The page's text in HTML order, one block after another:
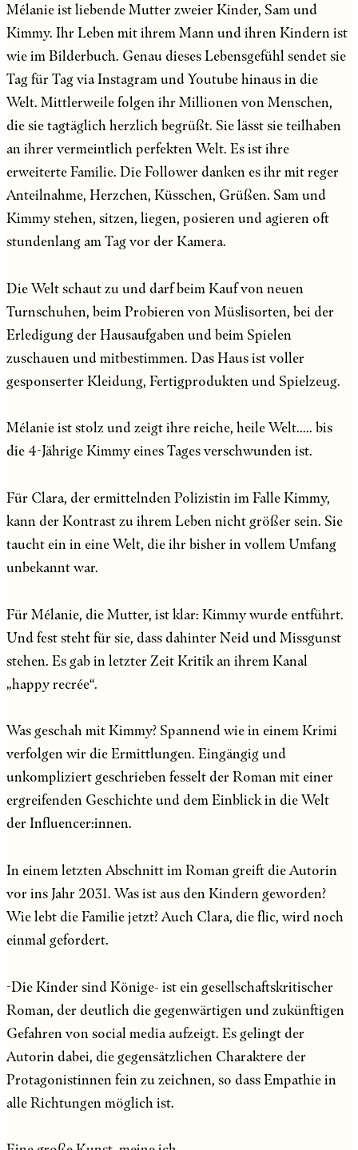
Mélanie ist liebende Mutter zweier Kinder, Sam und
Kimmy. Ihr Leben mit ihrem Mann und ihren Kindern ist
wie im Bilderbuch. Genau dieses Lebensgefühl sendet sie
Tag für Tag via Instagram und Youtube hinaus in die
Welt. Mittlerweile folgen ihr Millionen von Menschen,
die sie tagtäglich herzlich begrüßt. Sie lässt sie teilhaben
an ihrer vermeintlich perfekten Welt. Es ist ihre
erweiterte Familie. Die Follower danken es ihr mit reger
Anteilnahme, Herzchen, Küsschen, Grüßen. Sam und
Kimmy stehen, sitzen, liegen, posieren und agieren oft
stundenlang am Tag vor der Kamera.
Die Welt schaut zu und darf beim Kauf von neuen
Turnschuhen, beim Probieren von Müslisorten, bei der
Erledigung der Hausaufgaben und beim Spielen
zuschauen und mitbestimmen. Das Haus ist voller
gesponserter Kleidung, Fertigprodukten und Spielzeug.
Mélanie ist stolz und zeigt ihre reiche, heile Welt..... bis
die 4-Jährige Kimmy eines Tages verschwunden ist.
Für Clara, der ermittelnden Polizistin im Falle Kimmy,
kann der Kontrast zu ihrem Leben nicht größer sein. Sie
taucht ein in eine Welt, die ihr bisher in vollem Umfang
unbekannt war.
Für Mélanie, die Mutter, ist klar: Kimmy wurde entführt.
Und fest steht für sie, dass dahinter Neid und Missgunst
stehen. Es gab in letzter Zeit Kritik an ihrem Kanal
„happy recrée“.
Was geschah mit Kimmy? Spannend wie in einem Krimi
verfolgen wir die Ermittlungen. Eingängig und
unkompliziert geschrieben fesselt der Roman mit einer
ergreifenden Geschichte und dem Einblick in die Welt
der Influencer:innen.
In einem letzten Abschnitt im Roman greift die Autorin
vor ins Jahr 2031. Was ist aus den Kindern geworden?
Wie lebt die Familie jetzt? Auch Clara, die flic, wird noch
einmal gefordert.
-Die Kinder sind Könige- ist ein gesellschaftskritischer
Roman, der deutlich die gegenwärtigen und zukünftigen
Gefahren von social media aufzeigt. Es gelingt der
Autorin dabei, die gegensätzlichen Charaktere der
Protagonistinnen fein zu zeichnen, so dass Empathie in
alle Richtungen möglich ist.